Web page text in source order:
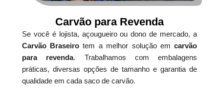
Carvão para Revenda
Se você é lojista, açougueiro ou dono de mercado, a
Carvão Braseiro tem a melhor solução emcarvão
para revenda. Trabalhamos com embalagens
práticas, diversas opções de tamanho e garantia de
qualidade em cada saco de carvão.